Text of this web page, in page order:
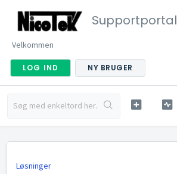
Supportportal
Velkommen
LOG IND NY BRUGER
Løsninger